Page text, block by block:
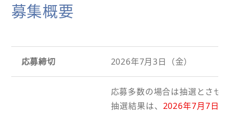
募集概要
応募締切 2026年7月3日（金）
応募多数の場合は抽選とさせ
抽選結果は、 2026年7月7日